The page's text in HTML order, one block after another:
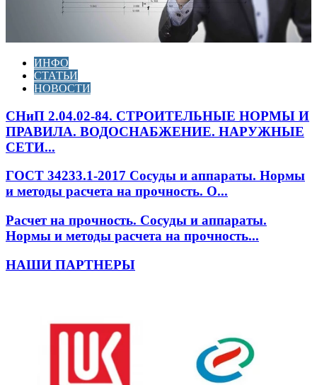
ИНФО
СТАТЬИ
НОВОСТИ
СНиП 2.04.02-84. СТРОИТЕЛЬНЫЕ НОРМЫ И
ПРАВИЛА. ВОДОСНАБЖЕНИЕ. НАРУЖНЫЕ
СЕТИ...
ГОСТ 34233.1-2017 Сосуды и аппараты. Нормы
и методы расчета на прочность. О...
Расчет на прочность. Сосуды и аппараты.
Нормы и методы расчета на прочность...
НАШИ ПАРТНЕРЫ